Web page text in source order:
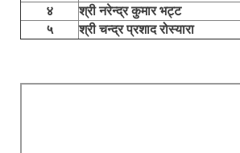
४
श्री नरेन्द्र कुमार भट्ट
५
श्री चन्द्र प्रशाद रोस्यारा